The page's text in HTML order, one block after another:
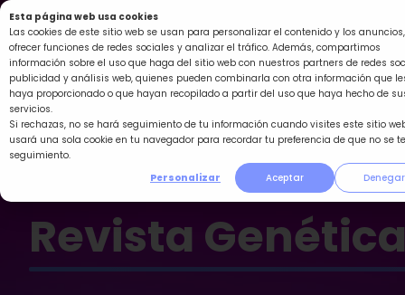
Esta página web usa cookies
Las cookies de este sitio web se usan para personalizar el contenido y los anuncios,
ofrecer funciones de redes sociales y analizar el tráfico. Además, compartimos
información sobre el uso que haga del sitio web con nuestros partners de redes
publicidad y análisis web, quienes pueden combinarla con otra información que
haya proporcionado o que hayan recopilado a partir del uso que haya hecho de
servicios.
Si rechazas, no se hará seguimiento de tu información cuando visites este sitio
usará una sola cookie en tu navegador para recordar tu preferencia de que no se
seguimiento.
Personalizar
Aceptar Denegar
Ir
al
contenido
Revista